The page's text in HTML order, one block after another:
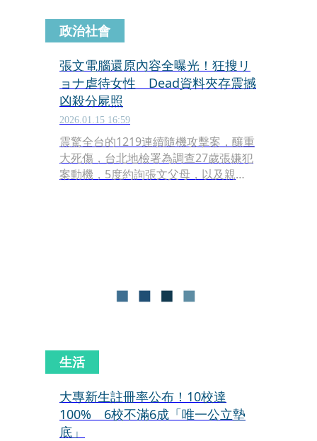
政治社會
張文電腦還原內容全曝光！狂搜リ
ョナ虐待女性 Dead資料夾存震撼
凶殺分屍照
2026.01.15 16:59
震驚全台的1219連續隨機攻擊案，釀重
大死傷，台北地檢署為調查27歲張嫌犯
案動機，5度約詢張文父母，以及親
生活
大專新生註冊率公布！10校達
100% 6校不滿6成「唯一公立墊
底」